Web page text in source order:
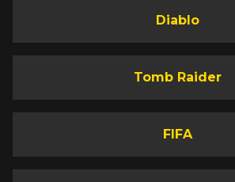
Diablo
Tomb Raider
FIFA